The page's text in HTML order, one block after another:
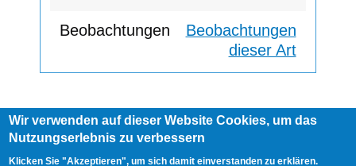
Beobachtungen
dieser Art
Footer
menu
AGB Impressum Links
User Anmelden
Wir verwenden auf dieser Website Cookies, um das
Nutzungserlebnis zu verbessern
Klicken Sie "Akzeptieren", um sich damit einverstanden zu erklären.